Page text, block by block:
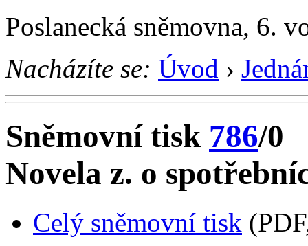
Poslanecká sněmovna, 6.
Nacházíte se: Úvod ›
Sněmovní tisk 786/0
Novela z. o
Celý sněmovní tisk